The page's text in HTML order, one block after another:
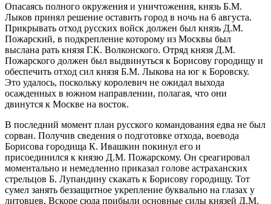
Опасаясь полного окружения и уничтожения, князь Б.М.
Лыков принял решение оставить город в ночь на 6 августа.
Прикрывать отход русских войск должен был князь Д.М.
Пожарский, в подкрепление которому из Москвы был
выслана рать князя Г.К. Волконского. Отряд князя Д.М.
Пожарского должен был выдвинуться к Борисову городищу и
обеспечить отход сил князя Б.М. Лыкова на юг к Боровску.
Это удалось, поскольку королевич не ожидал выхода
осажденных в южном направлении, полагая, что они
двинутся к Москве на восток.
В последний момент план русского командования едва не был
сорван. Получив сведения о подготовке отхода, воевода
Борисова городища К. Ивашкин покинул его и
присоединился к князю Д.М. Пожарскому. Он среагировал
моментально и немедленно приказал голове астраханских
стрельцов Б. Лупандину скакать к Борисову городищу. Тот
сумел занять беззащитное укрепление буквально на глазах у
литовцев. Вскоре сюда прибыли основные силы князей Д.М.